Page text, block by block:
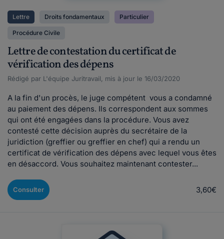
Lettre Droits fondamentaux Particulier
Procédure Civile
Lettre de contestation du certificat de
vérification des dépens
Rédigé par L'équipe Juritravail, mis à jour le 16/03/2020
A la fin d'un procès, le juge compétent vous a condamné
au paiement des dépens. Ils correspondent aux sommes
qui ont été engagées dans la procédure. Vous avez
contesté cette décision auprès du secrétaire de la
juridiction (greffier ou greffier en chef) qui a rendu un
certificat de vérification des dépens avec lequel vous êtes
en désaccord. Vous souhaitez maintenant contester...
Consulter 3,60€